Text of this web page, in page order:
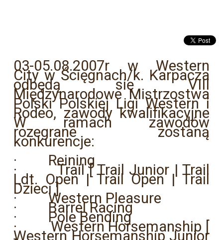
03-05.08.2007r w Western
City w Ścięgnach/k. Karpacza
odbędą się VIII
Międzynarodowe Mistrzostwa
Polski Polskiej Ligi Western i
Rodeo, zawody kwalifikacyjne
W ramach zawodów
rozegrane zostaną
konkurencje:
· Reining
· Trail [ Trail Junior | Trail
Ldt. Open | Trail Open | Trail
Dzieci ]
· Western Pleasure
· Barrel Racing
· Pole Bending
· Western Horsemanship [
Western Horsemanship Junior